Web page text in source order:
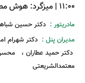
11:00
| میزگرد: هوش
مادریتور : دکتر حسین
مدیران پنل : دکتر شهرام
دکتر حمید عطاران ،
معتمدالشریعتی